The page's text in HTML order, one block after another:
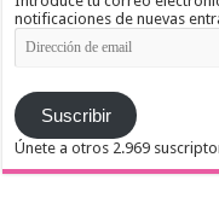
notificaciones de nuevas
Dirección
de
Suscribir
Únete a otros 2.969